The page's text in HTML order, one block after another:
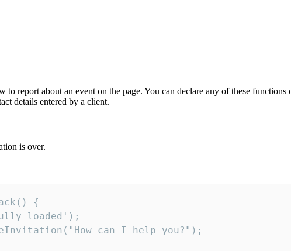
to report about an event on the page. You can declare any of these
details entered by a client.
is over.
{
loaded');
can I help you?");